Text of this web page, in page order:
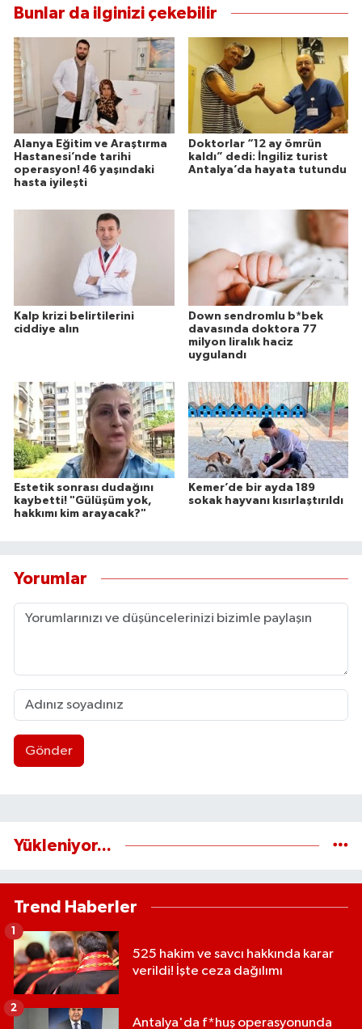
Bunlar da ilginizi çekebilir
Alanya Eğitim ve Araştırma
Hastanesi’nde tarihi
operasyon! 46 yaşındaki
hasta iyileşti
Doktorlar “12 ay ömrün
kaldı” dedi: İngiliz turist
Antalya’da hayata tutundu
Kalp krizi belirtilerini
ciddiye alın
Down sendromlu b*bek
davasında doktora 77
milyon liralık haciz
uygulandı
Estetik sonrası dudağını
kaybetti! "Gülüşüm yok,
hakkımı kim arayacak?"
Kemer’de bir ayda 189
sokak hayvanı kısırlaştırıldı
Yorumlar
Gönder
Yükleniyor...
Trend Haberler
525 hakim ve savcı hakkında karar
verildi! İşte ceza dağılımı
1
Antalya'da f*huş operasyonunda
2